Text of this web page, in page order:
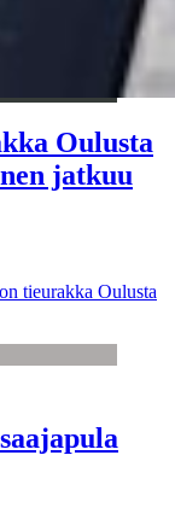
Oulusta
jatkuu
tieurakka Oulusta